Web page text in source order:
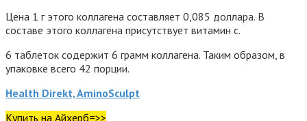
Цена 1 г этого коллагена составляет 0,085 доллара. В
составе этого коллагена присутствует витамин c.
6 таблеток содержит 6 грамм коллагена. Таким образом, в
упаковке всего 42 порции.
Health Direkt, AminoSculpt
Купить на Айхерб=>>